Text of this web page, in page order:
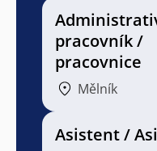
pracovník /
pracovnice
Mělník
Asistent /